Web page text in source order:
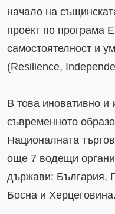
начало на
проект по програма
самостоятелност и
(Resilience,
В това иновативно и
съвременното
Националната
още 7 водещи
държави: България,
Босна и Херцеговина.